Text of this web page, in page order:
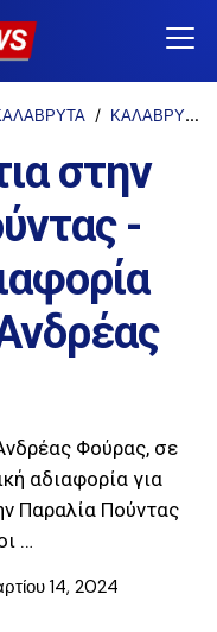
ΚΑΛΑΒΡΥΤΑ-NEWS
στην
-
Φούρας, σε
αδιαφορία για
Παραλία Πούντας
…
14, 2024